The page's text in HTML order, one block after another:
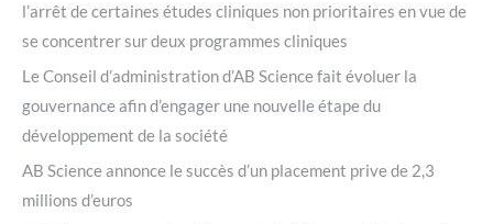
l’arrêt de certaines études cliniques non prioritaires en vue de
se concentrer sur deux programmes cliniques
Le Conseil d’administration d’AB Science fait évoluer la
gouvernance afin d’engager une nouvelle étape du
développement de la société
AB Science annonce le succès d’un placement prive de 2,3
millions d’euros